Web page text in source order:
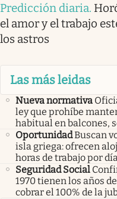
Predicción diaria.
el amor y el trabajo
los astros
Las más leidas
Nueva normativa
ley que prohíbe
habitual en balcones,
OportunidadBuscan
isla griega: ofrecen
horas de trabajo por
Seguridad Social
1970 tienen los años
cobrar el 100% de la